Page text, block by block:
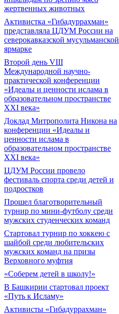
жертвенных животных
Активистка «Гибадуррахман»
представляла ЦДУМ России на
северокавказской мусульманской
ярмарке
Второй день VIII
Международной научно-
практической конференции
«Идеалы и ценности ислама в
образовательном пространстве
XXI века»
Доклад Митрополита Никона на
конференции «Идеалы и
ценности ислама в
образовательном пространстве
XXI века»
ЦДУМ России провело
фестиваль спорта среди детей и
подростков
Прошел благотворительный
турнир по мини-футболу среди
мужских студенческих команд
Cтартовал турнир по хоккею с
шайбой среди любительских
мужских команд на призы
Верховного муфтия
«Соберем детей в школу!»
В Башкирии стартовал проект
«Путь к Исламу»
Активисты «Гибадуррахман»